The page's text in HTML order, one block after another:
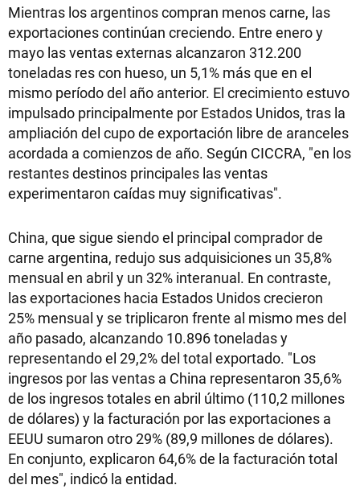
Mientras los argentinos compran menos carne, las
exportaciones continúan creciendo. Entre enero y
mayo las ventas externas alcanzaron 312.200
toneladas res con hueso, un 5,1% más que en el
mismo período del año anterior. El crecimiento estuvo
impulsado principalmente por Estados Unidos, tras la
ampliación del cupo de exportación libre de aranceles
acordada a comienzos de año. Según CICCRA, "en los
restantes destinos principales las ventas
experimentaron caídas muy significativas".
China, que sigue siendo el principal comprador de
carne argentina, redujo sus adquisiciones un 35,8%
mensual en abril y un 32% interanual. En contraste,
las exportaciones hacia Estados Unidos crecieron
25% mensual y se triplicaron frente al mismo mes del
año pasado, alcanzando 10.896 toneladas y
representando el 29,2% del total exportado. "Los
ingresos por las ventas a China representaron 35,6%
de los ingresos totales en abril último (110,2 millones
de dólares) y la facturación por las exportaciones a
EEUU sumaron otro 29% (89,9 millones de dólares).
En conjunto, explicaron 64,6% de la facturación total
del mes", indicó la entidad.